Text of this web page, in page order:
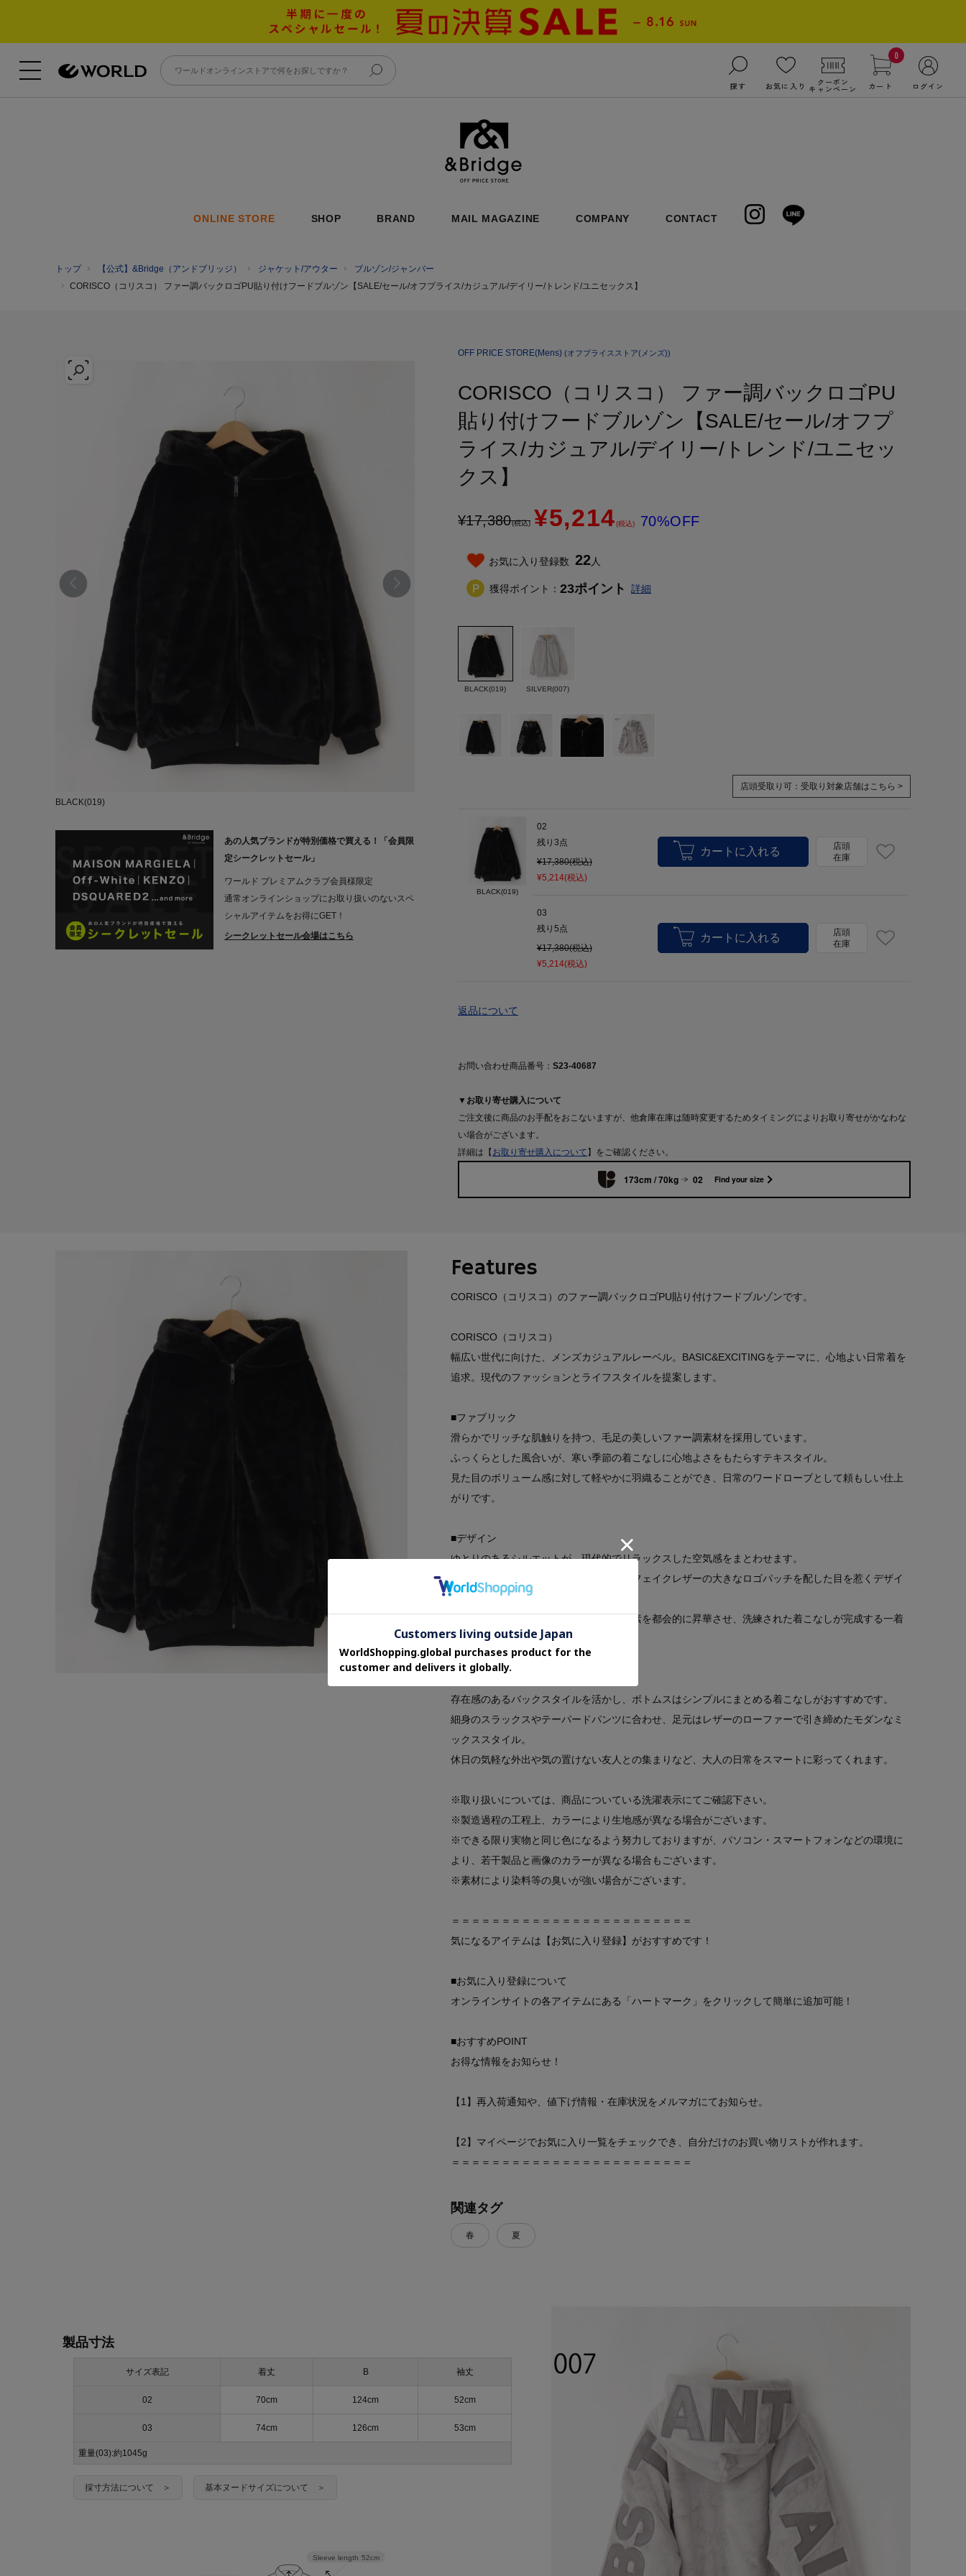
探す お気に入り クーポン
キャンペーン
0
カート ログイン
ONLINE STORE SHOP BRAND MAIL MAGAZINE COMPANY CONTACT
トップ 【公式】&Bridge（アンドブリッジ） ジャケット/アウター
ブルゾン/ジャンバー
CORISCO（コリスコ） ファー調バックロゴPU貼り付けフードブルゾン【SALE/セール/オフプライス/カジュアル/デイリー/トレンド/ユニセックス】
BLACK(019)
あの人気ブランドが特別価格で買える！「会員限
定シークレットセール」
ワールド プレミアムクラブ会員様限定
通常オンラインショップにお取り扱いのないスペ
シャルアイテムをお得にGET！
シークレットセール会場はこちら
OFF PRICE STORE(Mens) (オフプライスストア(メンズ))
CORISCO（コリスコ） ファー調バックロゴPU
貼り付けフードブルゾン【SALE/セール/オフプ
ライス/カジュアル/デイリー/トレンド/ユニセッ
クス】
¥17,380(税込) ¥5,214(税込) 70%OFF
お気に入り登録数 22人
獲得ポイント： 23ポイント 詳細
BLACK(019) SILVER(007)
店頭受取り可： 受取り対象店舗はこちら >
BLACK(019)
02
残り 3点
¥17,380(税込)
¥5,214(税込)
店頭
在庫
03
残り 5点
¥17,380(税込)
¥5,214(税込)
店頭
在庫
返品について
お問い合わせ商品番号： S23-40687
▼お取り寄せ購入について
ご注文後に商品のお手配をおこないますが、他倉庫在庫は随時変更するためタイミングによりお取り寄せがかなわな
い場合がございます。
詳細は【 お取り寄せ購入について 】をご確認ください。
173cm / 70kg 02 Find your size
Features
CORISCO（コリスコ）のファー調バックロゴPU貼り付けフードブルゾンです。
CORISCO（コリスコ）
幅広い世代に向けた、メンズカジュアルレーベル。BASIC&EXCITINGをテーマに、心地よい日常着を
追求。現代のファッションとライフスタイルを提案します。
■ファブリック
滑らかでリッチな肌触りを持つ、毛足の美しいファー調素材を採用しています。
ふっくらとした風合いが、寒い季節の着こなしに心地よさをもたらすテキスタイル。
見た目のボリューム感に対して軽やかに羽織ることができ、日常のワードローブとして頼もしい仕上
がりです。
■デザイン
ゆとりのあるシルエットが、現代的でリラックスした空気感をまとわせます。
フロントはミニマルにまとめ、背面にはフェイクレザーの大きなロゴパッチを配した目を惹くデザイ
ン。
異素材のコントラストがストリートの要素を都会的に昇華させ、洗練された着こなしが完成する一着
です。
存在感のあるバックスタイルを活かし、ボトムスはシンプルにまとめる着こなしがおすすめです。
細身のスラックスやテーパードパンツに合わせ、足元はレザーのローファーで引き締めたモダンなミ
ックススタイル。
休日の気軽な外出や気の置けない友人との集まりなど、大人の日常をスマートに彩ってくれます。
※取り扱いについては、商品についている洗濯表示にてご確認下さい。
※製造過程の工程上、カラーにより生地感が異なる場合がございます。
※できる限り実物と同じ色になるよう努力しておりますが、パソコン・スマートフォンなどの環境に
より、若干製品と画像のカラーが異なる場合もございます。
※素材により染料等の臭いが強い場合がございます。
＝＝＝＝＝＝＝＝＝＝＝＝＝＝＝＝＝＝＝＝＝＝＝＝
気になるアイテムは【お気に入り登録】がおすすめです！
■お気に入り登録について
オンラインサイトの各アイテムにある「ハートマーク」をクリックして簡単に追加可能！
■おすすめPOINT
お得な情報をお知らせ！
【1】再入荷通知や、値下げ情報・在庫状況をメルマガにてお知らせ。
【2】マイページでお気に入り一覧をチェックでき、自分だけのお買い物リストが作れます。
＝＝＝＝＝＝＝＝＝＝＝＝＝＝＝＝＝＝＝＝＝＝＝＝
関連タグ
春 夏
製品寸法
サイズ表記 着丈 B 袖丈
02 70cm 124cm 52cm
03 74cm 126cm 53cm
重量(03):約1045g
採寸方法について ＞ 基本ヌードサイズについて ＞
Sleeve length 52cm